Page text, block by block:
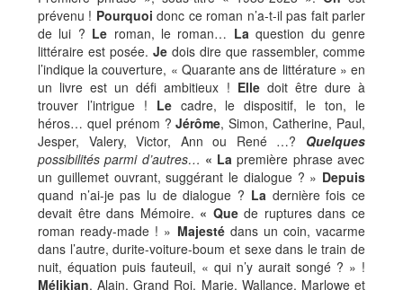
prévenu ! Pourquoi donc ce roman n’a-t-il pas fait parler
de lui ? Le roman, le roman… Laquestion du genre
littéraire est posée. Je dois dire que rassembler, comme
l’indique la couverture, « Quarante ans de littérature » en
un livre est un défi ambitieux ! Elledoit être dure à
trouver l’intrigue ! Le cadre, le dispositif, le ton, le
héros… quel prénom ?Jérôme, Simon, Catherine, Paul,
Jesper, Valery, Victor, Ann ou René …? Quelques
possibilités parmi d’autres… « La première phrase avec
un guillemet ouvrant, suggérant le dialogue ? » Depuis
quand n’ai-je pas lu de dialogue ? La dernière fois ce
devait être dans Mémoire. « Quede ruptures dans ce
roman ready-made ! » Majesté dans un coin, vacarme
dans l’autre, durite-voiture-boum et sexe dans le train de
nuit, équation puis fauteuil, « qui n’y aurait songé ? » !
Mélikian, Alain, Grand Roi, Marie, Wallance, Marlowe et